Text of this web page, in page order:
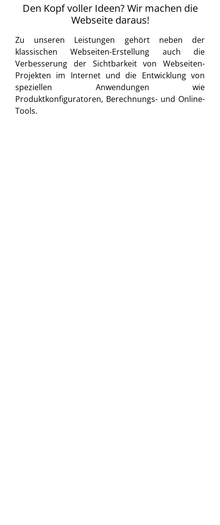
Den Kopf voller Ideen? Wir machen die
Webseite daraus!
Zu unseren Leistungen gehört neben der
klassischen Webseiten-Erstellung auch die
Verbesserung der Sichtbarkeit von Webseiten-
Projekten im Internet und die Entwicklung von
speziellen Anwendungen wie
Produktkonfiguratoren, Berechnungs- und Online-
Tools.